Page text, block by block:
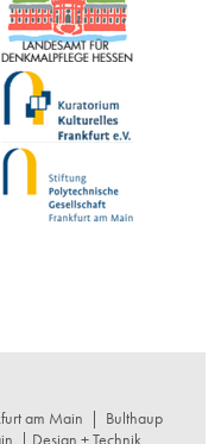
am Main | Bulthaup
| Design + Technik